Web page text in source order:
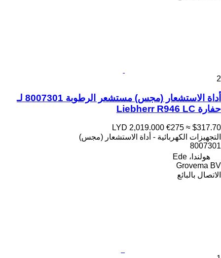
2
أداة الاستشعار (مجس) مستشعر الرطوبة 8007301 لـ
حفارة Liebherr R946 LC
LYD 2,019.000 €275 ≈ $317.70
التجهيزات الكهربائية - أداة الاستشعار (مجس)
8007301
هولندا، Ede
Grovema BV
الاتصال بالبائع